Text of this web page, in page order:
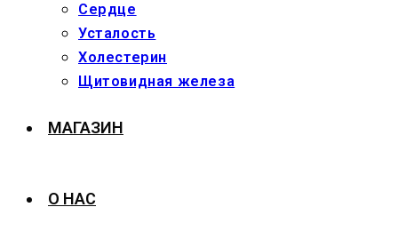
Сердце
Усталость
Холестерин
Щитовидная железа
МАГАЗИН
О НАС